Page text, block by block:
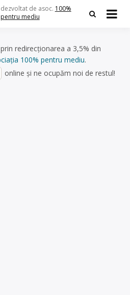
dezvoltat de asoc. 100%
pentru mediu
redirecționarea a 3,5% din
100% pentru mediu.
online și ne ocupăm noi de restul!